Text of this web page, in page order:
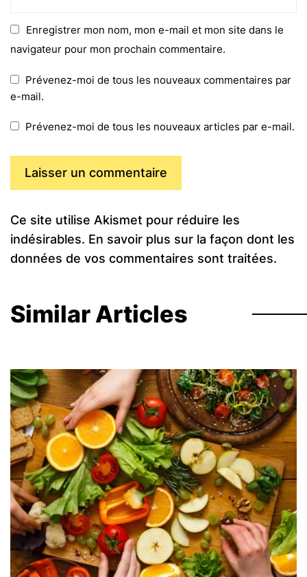
Enregistrer mon nom, mon e-mail et mon site dans le
navigateur pour mon prochain commentaire.
Prévenez-moi de tous les nouveaux commentaires par
e-mail.
Prévenez-moi de tous les nouveaux articles par e-mail.
Ce site utilise Akismet pour réduire les
indésirables. En savoir plus sur la façon dont les
données de vos commentaires sont traitées.
Similar Articles